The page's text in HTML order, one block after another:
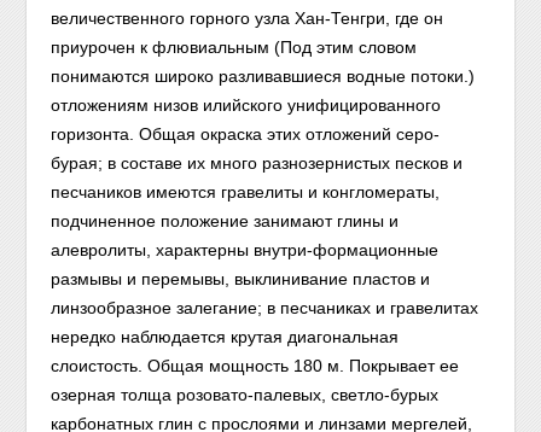
величественного горного узла Хан-Тенгри, где он
приурочен к флювиальным (Под этим словом
понимаются широко разливавшиеся водные потоки.)
отложениям низов илийского унифицированного
горизонта. Общая окраска этих отложений серо-
бурая; в составе их много разнозернистых песков и
песчаников имеются гравелиты и конгломераты,
подчиненное положение занимают глины и
алевролиты, характерны внутри-формационные
размывы и перемывы, выклинивание пластов и
линзообразное залегание; в песчаниках и гравелитах
нередко наблюдается крутая диагональная
слоистость. Общая мощность 180 м. Покрывает ее
озерная толща розовато-палевых, светло-бурых
карбонатных глин с прослоями и линзами мергелей,